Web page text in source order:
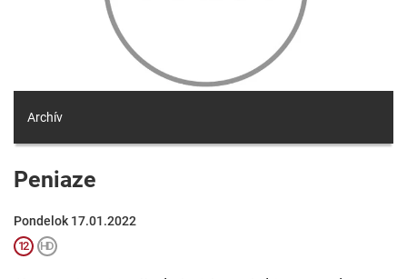
Archív
Peniaze
Pondelok 17.01.2022